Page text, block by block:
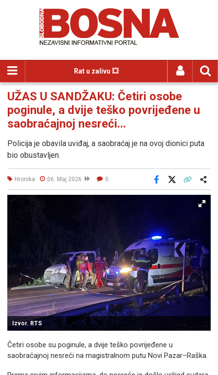
Rat u zalivu 💥
UŽAS U SANDŽAKU: Četiri osobe
poginule, a dvije teško povrijeđene u
saobraćajnoj nesreći...
Policija je obavila uviđaj, a saobraćaj je na ovoj dionici puta
bio obustavljen.
Hronika 06. Maj 2026 0
Facebook
Izvor. RTS
Četiri osobe su poginule, a dvije teško povrijeđene u
saobraćajnoj nesreći na magistralnom putu Novi Pazar–Raška.